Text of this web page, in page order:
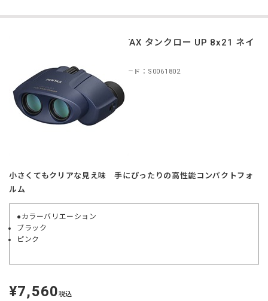
PENTAX タンクロー UP 8x21 ネイ
商品コード：S0061802
小さくてもクリアな見え味 手にぴったりの高性能コンパクトフォ
ルム
●カラーバリエーション
ブラック
ピンク
定
価
¥7,560税込